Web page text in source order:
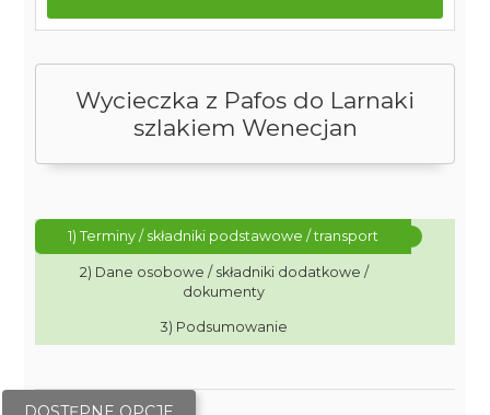
Wycieczka z Pafos do Larnaki
szlakiem Wenecjan
1) Terminy / składniki podstawowe / transport
2) Dane osobowe / składniki dodatkowe /
dokumenty
3) Podsumowanie